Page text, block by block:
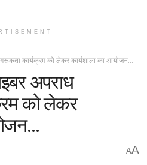
कार्यक्रम को लेकर कार्यशाला का आयोजन…
अपराध
को लेकर
AA